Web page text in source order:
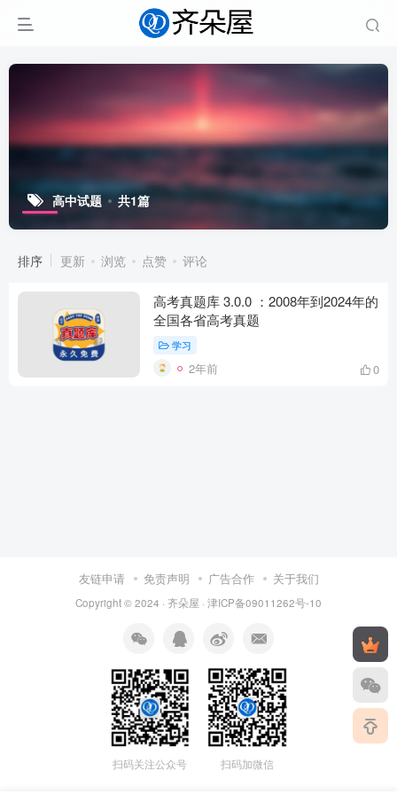
高中试题 共1篇
排序 更新 浏览 点赞 评论
高考真题库 3.0.0 ：2008年到2024年的
全国各省高考真题
学习
2年前 0
友链申请 免责声明 广告合作 关于我们
Copyright © 2024 · 齐朵屋 · 津ICP备09011262号-10
扫码关注公众号 扫码加微信